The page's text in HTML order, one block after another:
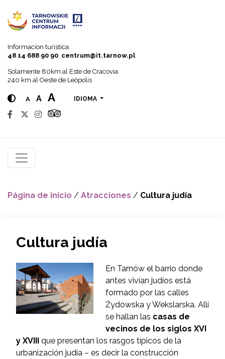
Informacion turistica:
48 14 688 90 90 centrum@it.tarnow.pl
Solamente 80km al Este de Cracovia
240 km al Oeste de Leópolis
A A A IDIOMA
Página de inicio / Atracciones / Cultura judía
Cultura judía
En Tarnów el barrio donde
antes vivían judíos está
formado por las calles
Żydowska y Wekslarska. Allí
se hallan las casas de
vecinos de los siglos XVI
y XVIII que presentan los rasgos típicos de la
urbanización judía – es decir la construcción